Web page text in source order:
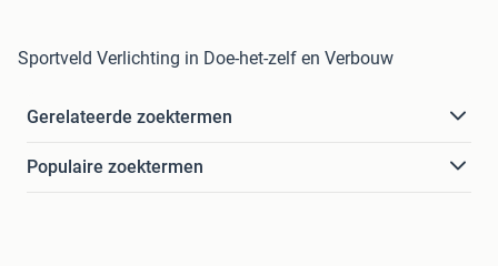
Sportveld Verlichting in Doe-het-zelf en Verbouw
Gerelateerde zoektermen
Populaire zoektermen